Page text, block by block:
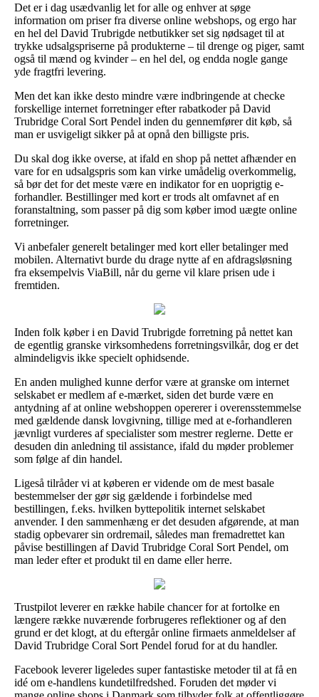
Det er i dag usædvanlig let for alle og enhver at søge
information om priser fra diverse online webshops, og ergo har
en hel del David Trubrigde netbutikker set sig nødsaget til at
trykke udsalgspriserne på produkterne – til drenge og piger, samt
også til mænd og kvinder – en hel del, og endda nogle gange
yde fragtfri levering.
Men det kan ikke desto mindre være indbringende at checke
forskellige internet forretninger efter rabatkoder på David
Trubridge Coral Sort Pendel inden du gennemfører dit køb, så
man er usvigeligt sikker på at opnå den billigste pris.
Du skal dog ikke overse, at ifald en shop på nettet afhænder en
vare for en udsalgspris som kan virke umådelig overkommelig,
så bør det for det meste være en indikator for en uoprigtig e-
forhandler. Bestillinger med kort er trods alt omfavnet af en
foranstaltning, som passer på dig som køber imod uægte online
forretninger.
Vi anbefaler generelt betalinger med kort eller betalinger med
mobilen. Alternativt burde du drage nytte af en afdragsløsning
fra eksempelvis ViaBill, når du gerne vil klare prisen ude i
fremtiden.
Inden folk køber i en David Trubrigde forretning på nettet kan
de egentlig granske virksomhedens forretningsvilkår, dog er det
almindeligvis ikke specielt ophidsende.
En anden mulighed kunne derfor være at granske om internet
selskabet er medlem af e-mærket, siden det burde være en
antydning af at online webshoppen opererer i overensstemmelse
med gældende dansk lovgivning, tillige med at e-forhandleren
jævnligt vurderes af specialister som mestrer reglerne. Dette er
desuden din anledning til assistance, ifald du møder problemer
som følge af din handel.
Ligeså tilråder vi at køberen er vidende om de mest basale
bestemmelser der gør sig gældende i forbindelse med
bestillingen, f.eks. hvilken byttepolitik internet selskabet
anvender. I den sammenhæng er det desuden afgørende, at man
stadig opbevarer sin ordremail, således man fremadrettet kan
påvise bestillingen af David Trubridge Coral Sort Pendel, om
man leder efter et produkt til en dame eller herre.
Trustpilot leverer en række habile chancer for at fortolke en
længere række nuværende forbrugeres reflektioner og af den
grund er det klogt, at du eftergår online firmaets anmeldelser af
David Trubridge Coral Sort Pendel forud for at du handler.
Facebook leverer ligeledes super fantastiske metoder til at få en
idé om e-handlens kundetilfredshed. Foruden det møder vi